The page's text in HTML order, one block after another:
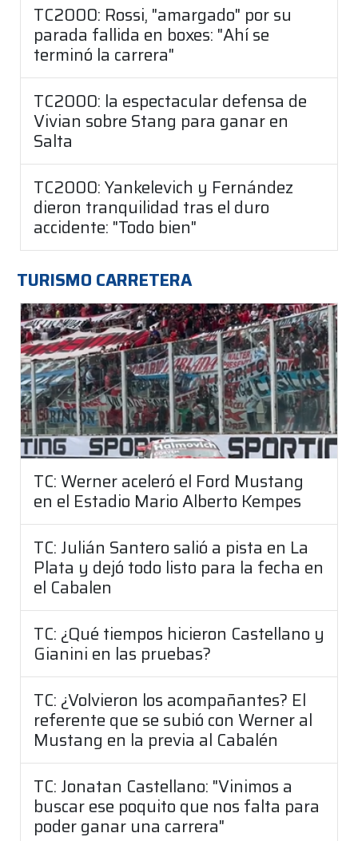
TC2000: Rossi, "amargado" por su
parada fallida en boxes: "Ahí se
terminó la carrera"
TC2000: la espectacular defensa de
Vivian sobre Stang para ganar en
Salta
TC2000: Yankelevich y Fernández
dieron tranquilidad tras el duro
accidente: "Todo bien"
TURISMO CARRETERA
TC: Werner aceleró el Ford Mustang
en el Estadio Mario Alberto Kempes
TC: Julián Santero salió a pista en La
Plata y dejó todo listo para la fecha en
el Cabalen
TC: ¿Qué tiempos hicieron Castellano y
Gianini en las pruebas?
TC: ¿Volvieron los acompañantes? El
referente que se subió con Werner al
Mustang en la previa al Cabalén
TC: Jonatan Castellano: "Vinimos a
buscar ese poquito que nos falta para
poder ganar una carrera"